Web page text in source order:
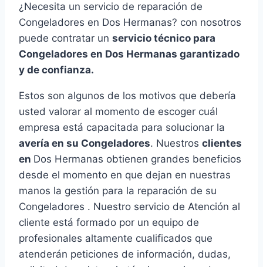
¿Necesita un servicio de reparación de
Congeladores en Dos Hermanas? con nosotros
puede contratar un servicio técnico para
Congeladores en Dos Hermanas garantizado
y de confianza.
Estos son algunos de los motivos que debería
usted valorar al momento de escoger cuál
empresa está capacitada para solucionar la
avería en su Congeladores. Nuestros clientes
en Dos Hermanas obtienen grandes beneficios
desde el momento en que dejan en nuestras
manos la gestión para la reparación de su
Congeladores . Nuestro servicio de Atención al
cliente está formado por un equipo de
profesionales altamente cualificados que
atenderán peticiones de información, dudas,